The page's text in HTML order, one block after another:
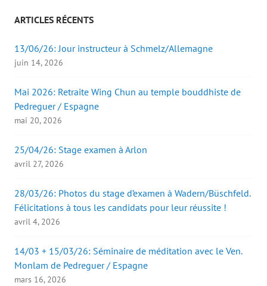
ARTICLES RÉCENTS
13/06/26: Jour instructeur à Schmelz/Allemagne
juin 14, 2026
Mai 2026: Retraite Wing Chun au temple bouddhiste de
Pedreguer / Espagne
mai 20, 2026
25/04/26: Stage examen à Arlon
avril 27, 2026
28/03/26: Photos du stage d’examen à Wadern/Büschfeld.
Félicitations à tous les candidats pour leur réussite !
avril 4, 2026
14/03 + 15/03/26: Séminaire de méditation avec le Ven.
Monlam de Pedreguer / Espagne
mars 16, 2026